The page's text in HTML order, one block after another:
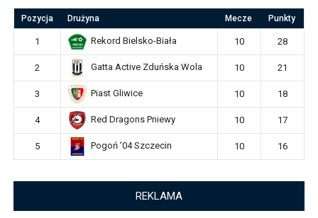
Pozycja Drużyna Mecze Punkty
1 Rekord Bielsko-Biała 10 28
2 Gatta Active Zduńska Wola 10 21
3 Piast Gliwice 10 18
4 Red Dragons Pniewy 10 17
5 Pogoń ’04 Szczecin 10 16
REKLAMA